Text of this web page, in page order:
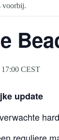
voorbij.
17:00 CEST
update